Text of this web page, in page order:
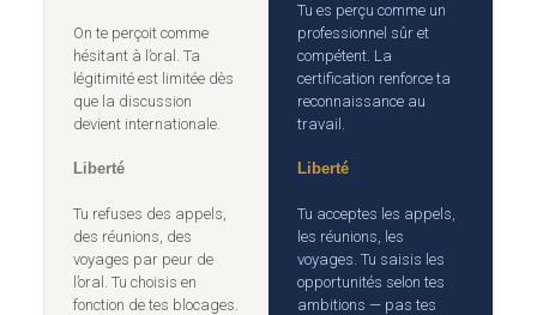
On te perçoit comme
hésitant à l’oral. Ta
légitimité est limitée dès
que la discussion
devient internationale.
Liberté
Tu refuses des appels,
des réunions, des
voyages par peur de
l’oral. Tu choisis en
fonction de tes blocages.
Tu es perçu comme un
professionnel sûr et
compétent. La
certification renforce ta
reconnaissance au
travail.
Liberté
Tu acceptes les appels,
les réunions, les
voyages. Tu saisis les
opportunités selon tes
ambitions — pas tes